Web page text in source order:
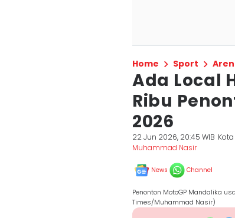
Home Sport
Ada Local
Ribu
2026
22 Jun 2026, 20:45 WIB
Muhammad Nasir
News Channel
Penonton MotoGP Mandalika
Times/Muhammad Nasir)